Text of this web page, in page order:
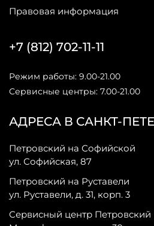
Правовая информация
АДРЕСА В САНКТ-
Петровский на Софийской
ул. Софийская, 87
Петровский на Руставели
ул. Руставели, д. 31, корп. 3
Сервисный центр Петровский
+7 (812) 702-11-11
Режим работы: 9.00-21.00
Сервисные центры: 7.00-21.00